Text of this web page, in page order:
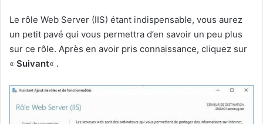
Le rôle Web Server (IIS) étant indispensable, vous aurez
un petit pavé qui vous permettra d’en savoir un peu plus
sur ce rôle. Après en avoir pris connaissance, cliquez sur
« Suivant« .